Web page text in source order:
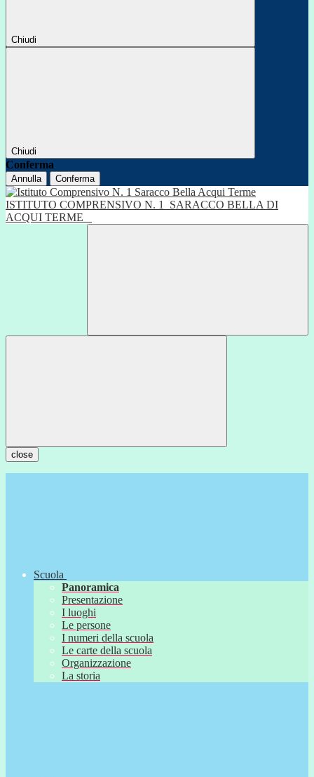
Chiudi
Chiudi
Conferma
Annulla Conferma
ISTITUTO COMPRENSIVO N. 1
SARACCO BELLA DI
ACQUI TERME
close
Scuola
Panoramica
Presentazione
I luoghi
Le persone
I numeri della scuola
Le carte della scuola
Organizzazione
La storia